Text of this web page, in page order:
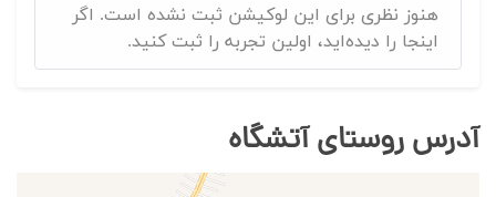
هنوز نظری برای این لوکیشن ثبت نشده است. اگر
اینجا را دیده‌اید، اولین تجربه را ثبت کنید.
آدرس روستای آتشگاه